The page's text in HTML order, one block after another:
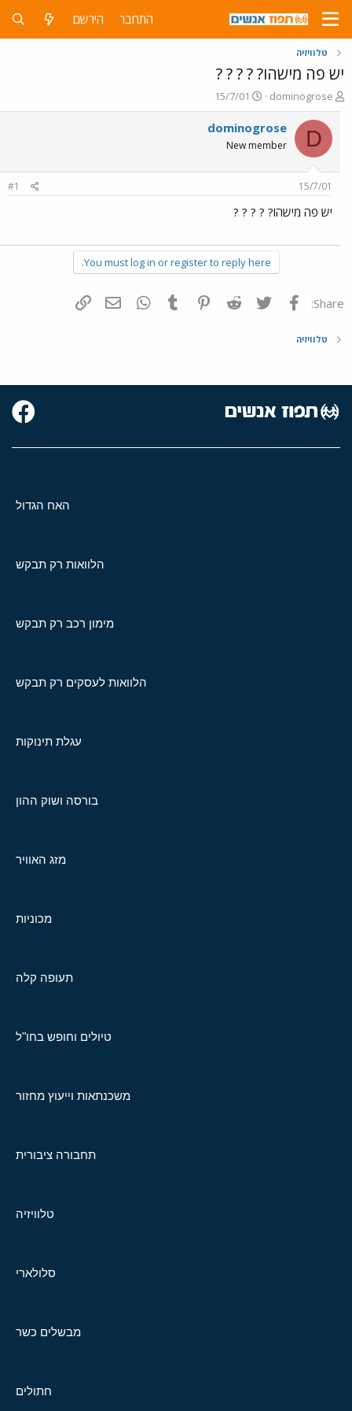
התחבר הירשם
טלוויזיה
יש פה מישהו? ? ? ? ?
פ
ו
ת
ח
ה
ש
א
dominogrose
פ
ו
ר
ם
ר
15/7/01
D
dominogrose
New member
15/7/01
#1
יש פה מישהו? ? ? ? ?
You must log in or register to reply here.
Share: פייסבוק Twitter
Reddit
Pinterest
Tumblr
WhatsAppדואר אלקטרוני
טלוויזיה
האח הגדול
הלוואות רק תבקש
מימון רכב רק תבקש
הלוואות לעסקים רק תבקש
עגלת תינוקות
בורסה ושוק ההון
מזג האוויר
מכוניות
תעופה קלה
טיולים וחופש בחו"ל
משכנתאות וייעוץ מחזור
תחבורה ציבורית
טלוויזיה
סלולארי
מבשלים כשר
חתולים